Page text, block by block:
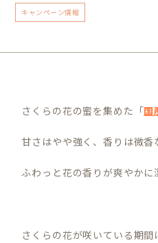
キャンペーン情報
さくらの花の蜜を集めた「国
甘さはやや強く、香りは微
ふわっと花の香りが爽やかに
さくらの花が咲いている期